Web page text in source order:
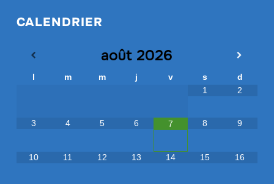
CALENDRIER
août 2026
l m m j v s
d
1
2
3 4 5 6 7 8 9
10 11 12 13 14 15 16